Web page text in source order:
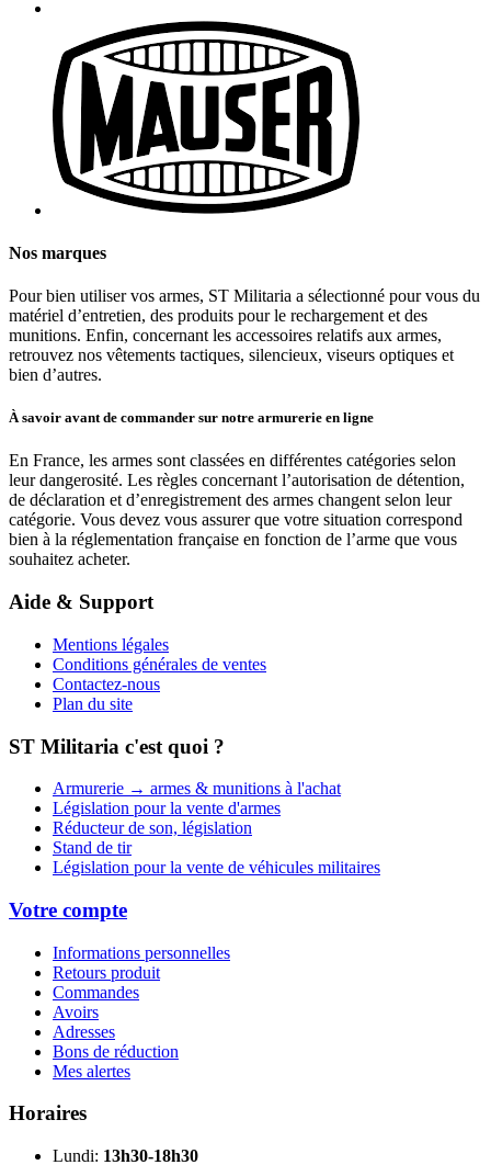
Nos marques
Pour bien utiliser vos armes, ST Militaria a sélectionné pour vous du
matériel d’entretien, des produits pour le rechargement et des
munitions. Enfin, concernant les accessoires relatifs aux armes,
retrouvez nos vêtements tactiques, silencieux, viseurs optiques et
bien d’autres.
À savoir avant de commander sur notre armurerie en ligne
En France, les armes sont classées en différentes catégories selon
leur dangerosité. Les règles concernant l’autorisation de détention,
de déclaration et d’enregistrement des armes changent selon leur
catégorie. Vous devez vous assurer que votre situation correspond
bien à la réglementation française en fonction de l’arme que vous
souhaitez acheter.
Aide & Support
Mentions légales
Conditions générales de ventes
Contactez-nous
Plan du site
ST Militaria c'est quoi ?
Armurerie → armes & munitions à l'achat
Législation pour la vente d'armes
Réducteur de son, législation
Stand de tir
Législation pour la vente de véhicules militaires
Votre compte
Informations personnelles
Retours produit
Commandes
Avoirs
Adresses
Bons de réduction
Mes alertes
Horaires
Lundi: 13h30-18h30